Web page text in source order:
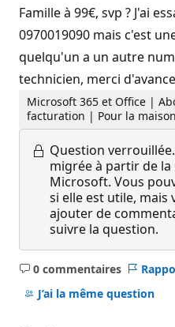
Famille à 99€, svp ? J'ai
0970019090 mais c'est
quelqu'un a un autre
technicien, merci
Microsoft 365 et Office |
facturation | Pour la
Question verrouillée.
migrée à partir de
Microsoft. Vous
si elle est utile, mais
ajouter de
suivre la question.
0 commentaires
Aucun
commentaire
J’ai la même question